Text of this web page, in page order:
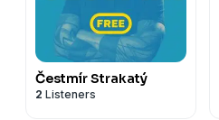
Čestmír Strakatý
2 Listeners